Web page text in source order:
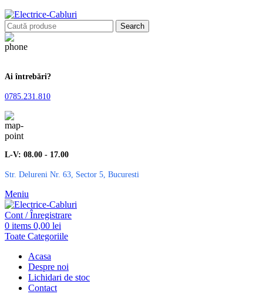
Search
Ai întrebări?
0785.231.810
L-V: 08.00 - 17.00
Str. Delureni Nr. 63, Sector 5, Bucuresti
Meniu
Cont / Înregistrare
0 items 0,00 lei
Toate Categoriile
Acasa
Despre noi
Lichidari de stoc
Contact